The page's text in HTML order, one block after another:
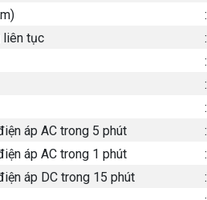
:
liên tục
:
:
:
:
áp AC trong 5 phút
:
áp AC trong 1 phút
:
áp DC trong 15 phút
: